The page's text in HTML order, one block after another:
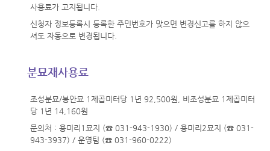
사용료가 고지됩니다.
신청자 정보등록시 등록한 주민번호가 맞으면 변경신고를 하지 않으
셔도 자동으로 변경됩니다.
분묘재사용료
조성분묘/봉안묘 1제곱미터당 1년 92,500원, 비조성분묘 1제곱미터
당 1년 14,160원
문의처 : 용미리1묘지 (☎ 031-943-1930) / 용미리2묘지 (☎ 031-
943-3937) / 운영팀 (☎ 031-960-0222)